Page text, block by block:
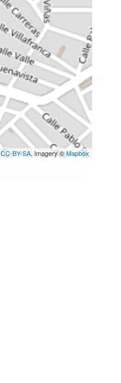
CC-BY-SA, Imagery ©Mapbox